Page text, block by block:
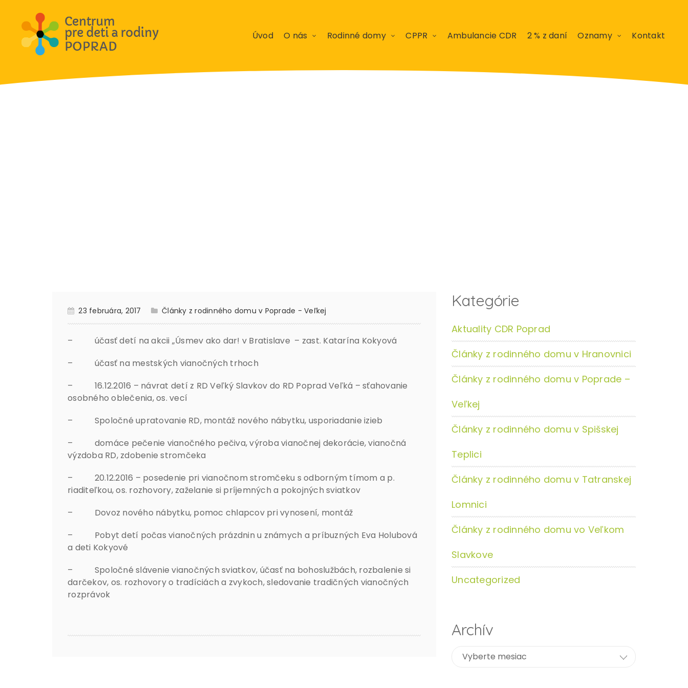
Úvod O nás Rodinné domy CPPR Ambulancie CDR 2 % z daní Oznamy Kontakt
23 februára, 2017 Články z rodinného domu v Poprade - Veľkej
– účasť detí na akcii „Úsmev ako dar! v Bratislave – zast. Katarína Kokyová
– účasť na mestských vianočných trhoch
– 16.12.2016 – návrat detí z RD Veľký Slavkov do RD Poprad Veľká – sťahovanie
osobného oblečenia, os. vecí
– Spoločné upratovanie RD, montáž nového nábytku, usporiadanie izieb
– domáce pečenie vianočného pečiva, výroba vianočnej dekorácie, vianočná
výzdoba RD, zdobenie stromčeka
– 20.12.2016 – posedenie pri vianočnom stromčeku s odborným tímom a p.
riaditeľkou, os. rozhovory, zaželanie si príjemných a pokojných sviatkov
– Dovoz nového nábytku, pomoc chlapcov pri vynosení, montáž
– Pobyt detí počas vianočných prázdnin u známych a príbuzných Eva Holubová
a deti Kokyové
– Spoločné slávenie vianočných sviatkov, účasť na bohoslužbách, rozbalenie si
darčekov, os. rozhovory o tradíciách a zvykoch, sledovanie tradičných vianočných
rozprávok
Kategórie
Aktuality CDR Poprad
Články z rodinného domu v Hranovnici
Články z rodinného domu v Poprade –
Veľkej
Články z rodinného domu v Spišskej
Teplici
Články z rodinného domu v Tatranskej
Lomnici
Články z rodinného domu vo Veľkom
Slavkove
Uncategorized
Archív